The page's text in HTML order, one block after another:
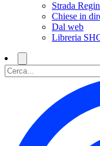
Strada
Chiese in
Dal web
Libreria